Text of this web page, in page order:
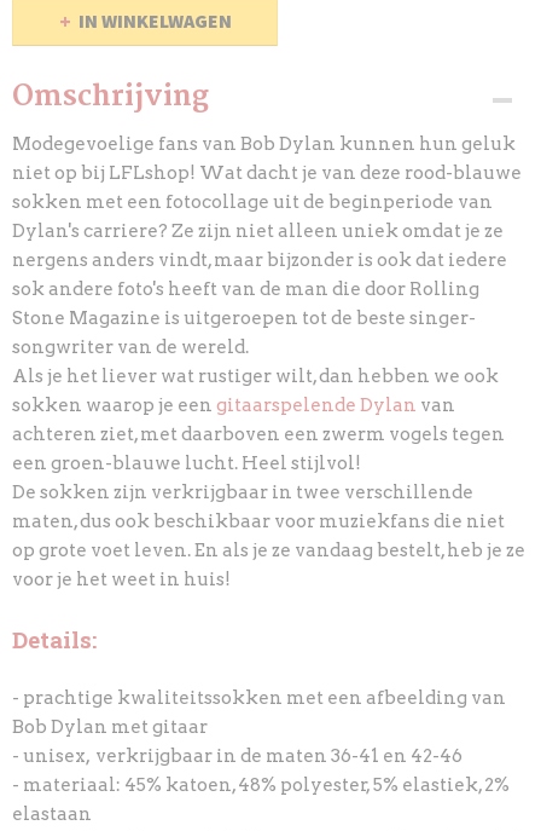
IN WINKELWAGEN
Omschrijving
Modegevoelige fans van Bob Dylan kunnen hun geluk
niet op bij LFLshop! Wat dacht je van deze rood-blauwe
sokken met een fotocollage uit de beginperiode van
Dylan's carriere? Ze zijn niet alleen uniek omdat je ze
nergens anders vindt, maar bijzonder is ook dat iedere
sok andere foto's heeft van de man die door Rolling
Stone Magazine is uitgeroepen tot de beste singer-
songwriter van de wereld.
Als je het liever wat rustiger wilt, dan hebben we ook
sokken waarop je een gitaarspelende Dylan van
achteren ziet, met daarboven een zwerm vogels tegen
een groen-blauwe lucht. Heel stijlvol!
De sokken zijn verkrijgbaar in twee verschillende
maten, dus ook beschikbaar voor muziekfans die niet
op grote voet leven. En als je ze vandaag bestelt, heb je ze
voor je het weet in huis!
Details:
- prachtige kwaliteitssokken met een afbeelding van
Bob Dylan met gitaar
- unisex, verkrijgbaar in de maten 36-41 en 42-46
- materiaal: 45% katoen, 48% polyester, 5% elastiek, 2%
elastaan